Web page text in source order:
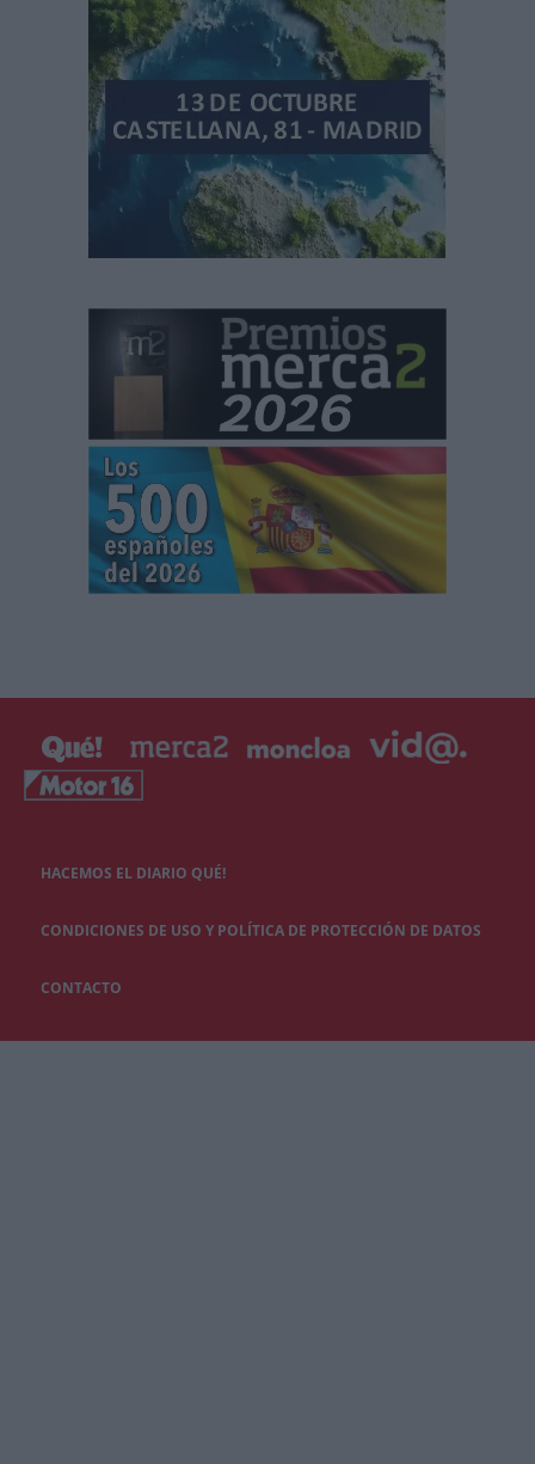
HACEMOS EL DIARIO QUÉ!
CONDICIONES DE USO Y POLÍTICA DE PROTECCIÓN DE DATOS
CONTACTO